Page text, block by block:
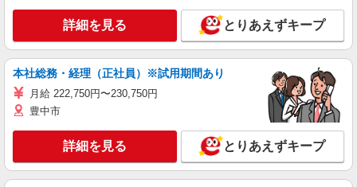
詳細を見る とりあえずキープ
本社総務・経理（正社員）※試用期間あり
月給 222,750円〜230,750円
豊中市
詳細を見る とりあえずキープ